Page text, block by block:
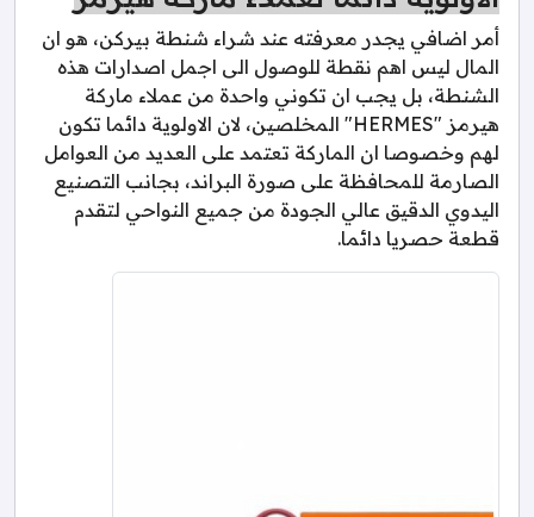
أمر اضافي يجدر معرفته عند شراء شنطة بيركن، هو ان
المال ليس اهم نقطة للوصول الى اجمل اصدارات هذه
الشنطة، بل يجب ان تكوني واحدة من عملاء ماركة
هيرمز "HERMES" المخلصين، لان الاولوية دائما تكون
لهم وخصوصا ان الماركة تعتمد على العديد من العوامل
الصارمة للمحافظة على صورة البراند، بجانب التصنيع
اليدوي الدقيق عالي الجودة من جميع النواحي لتقدم
قطعة حصريا دائما.